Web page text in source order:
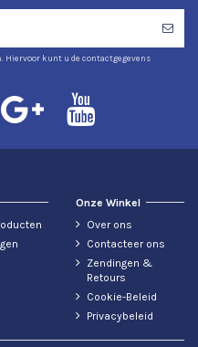
kunt u de contactgegevens
Onze Winkel
Over ons
Contacteer ons
Zendingen &
Retours
Cookie-Beleid
Privacybeleid